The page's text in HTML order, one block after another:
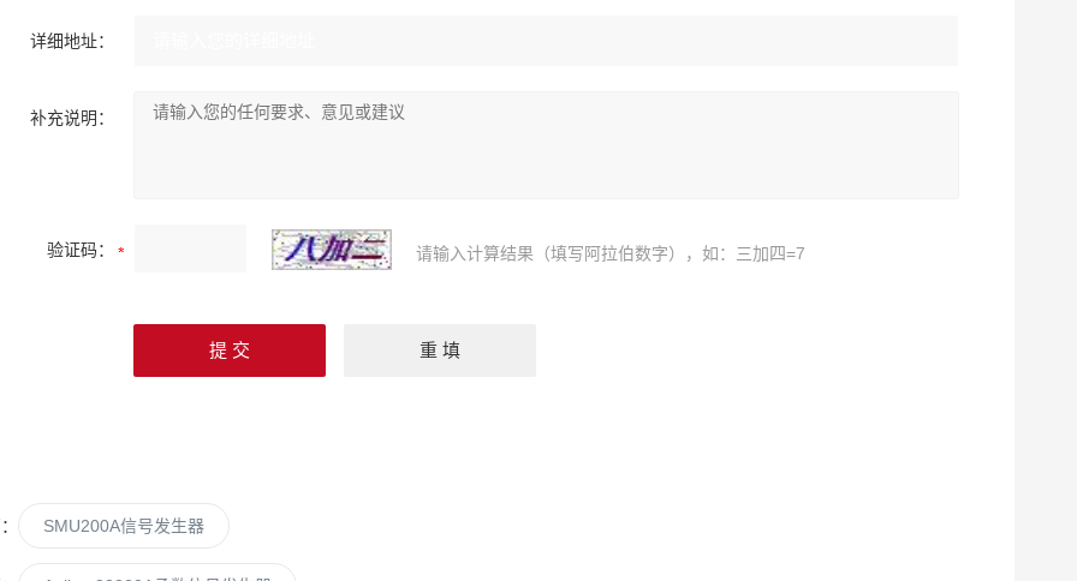
详细地址：
补充说明：
验证码： 请输入计算结果（填写阿拉伯数字），如：三加四=7
SMU200A信号发生器